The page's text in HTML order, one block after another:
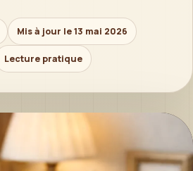
Mis à jour le 13 mai 2026
Lecture pratique